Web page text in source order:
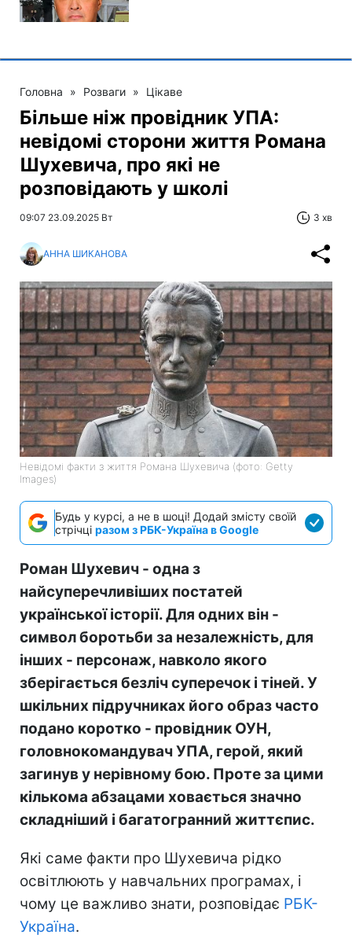
Головна » Розваги » Цікаве
Більше ніж провідник УПА:
невідомі сторони життя Романа
Шухевича, про які не
розповідають у школі
09:07 23.09.2025 Вт 3 хв
АННА ШИКАНОВА
Невідомі факти з життя Романа Шухевича (фото: Getty
Images)
Будь у курсі, а не в шоці! Додай змісту своїй
стрічці разом з РБК-Україна в Google
Роман Шухевич - одна з
найсуперечливіших постатей
української історії. Для одних він -
символ боротьби за незалежність, для
інших - персонаж, навколо якого
зберігається безліч суперечок і тіней. У
шкільних підручниках його образ часто
подано коротко - провідник ОУН,
головнокомандувач УПА, герой, який
загинув у нерівному бою. Проте за цими
кількома абзацами ховається значно
складніший і багатогранний життєпис.
Які саме факти про Шухевича рідко
освітлюють у навчальних програмах, і
чому це важливо знати, розповідає РБК-
Україна.